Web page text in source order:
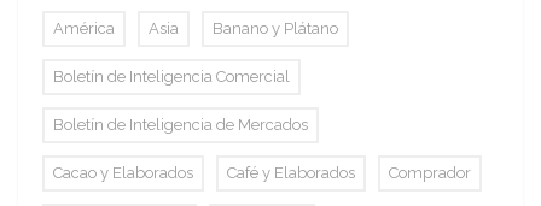
América Asia Banano y Plátano
Boletín de Inteligencia Comercial
Boletín de Inteligencia de Mercados
Cacao y Elaborados Café y Elaborados Comprador